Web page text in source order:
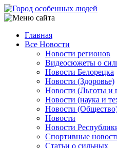
Перейти
к
содержанию
Main
navigation
Главная
Все Новости
Новости регионов
Видеосюжеты о
Новости Белорецка
Новости (Здоровье)
Новости (Льготы и
Новости (наука и
Новости
Новости
Новости
Спортивные
Статьи о сильных